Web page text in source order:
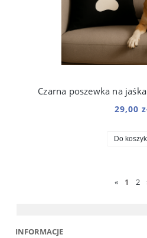
Czarna poszewka na
29,00
Do
« 1 2
INFORMACJE